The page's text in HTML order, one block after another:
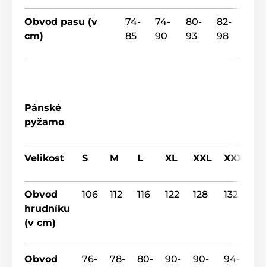
Obvod pasu (v
cm)
74-
85
74-
90
80-
93
82-
98
Pánské
pyžamo
Velikost S M L XL XXL XXXL
Obvod
hrudníku
(v cm)
106 112 116 122 128 132
Obvod
76-
78-
80-
90-
90-
94-